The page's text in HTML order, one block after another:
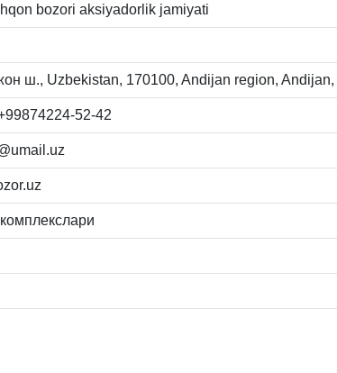
bozori aksiyadorlik jamiyati
ш., Uzbekistan, 170100, Andijan region, Andijan,
52-42